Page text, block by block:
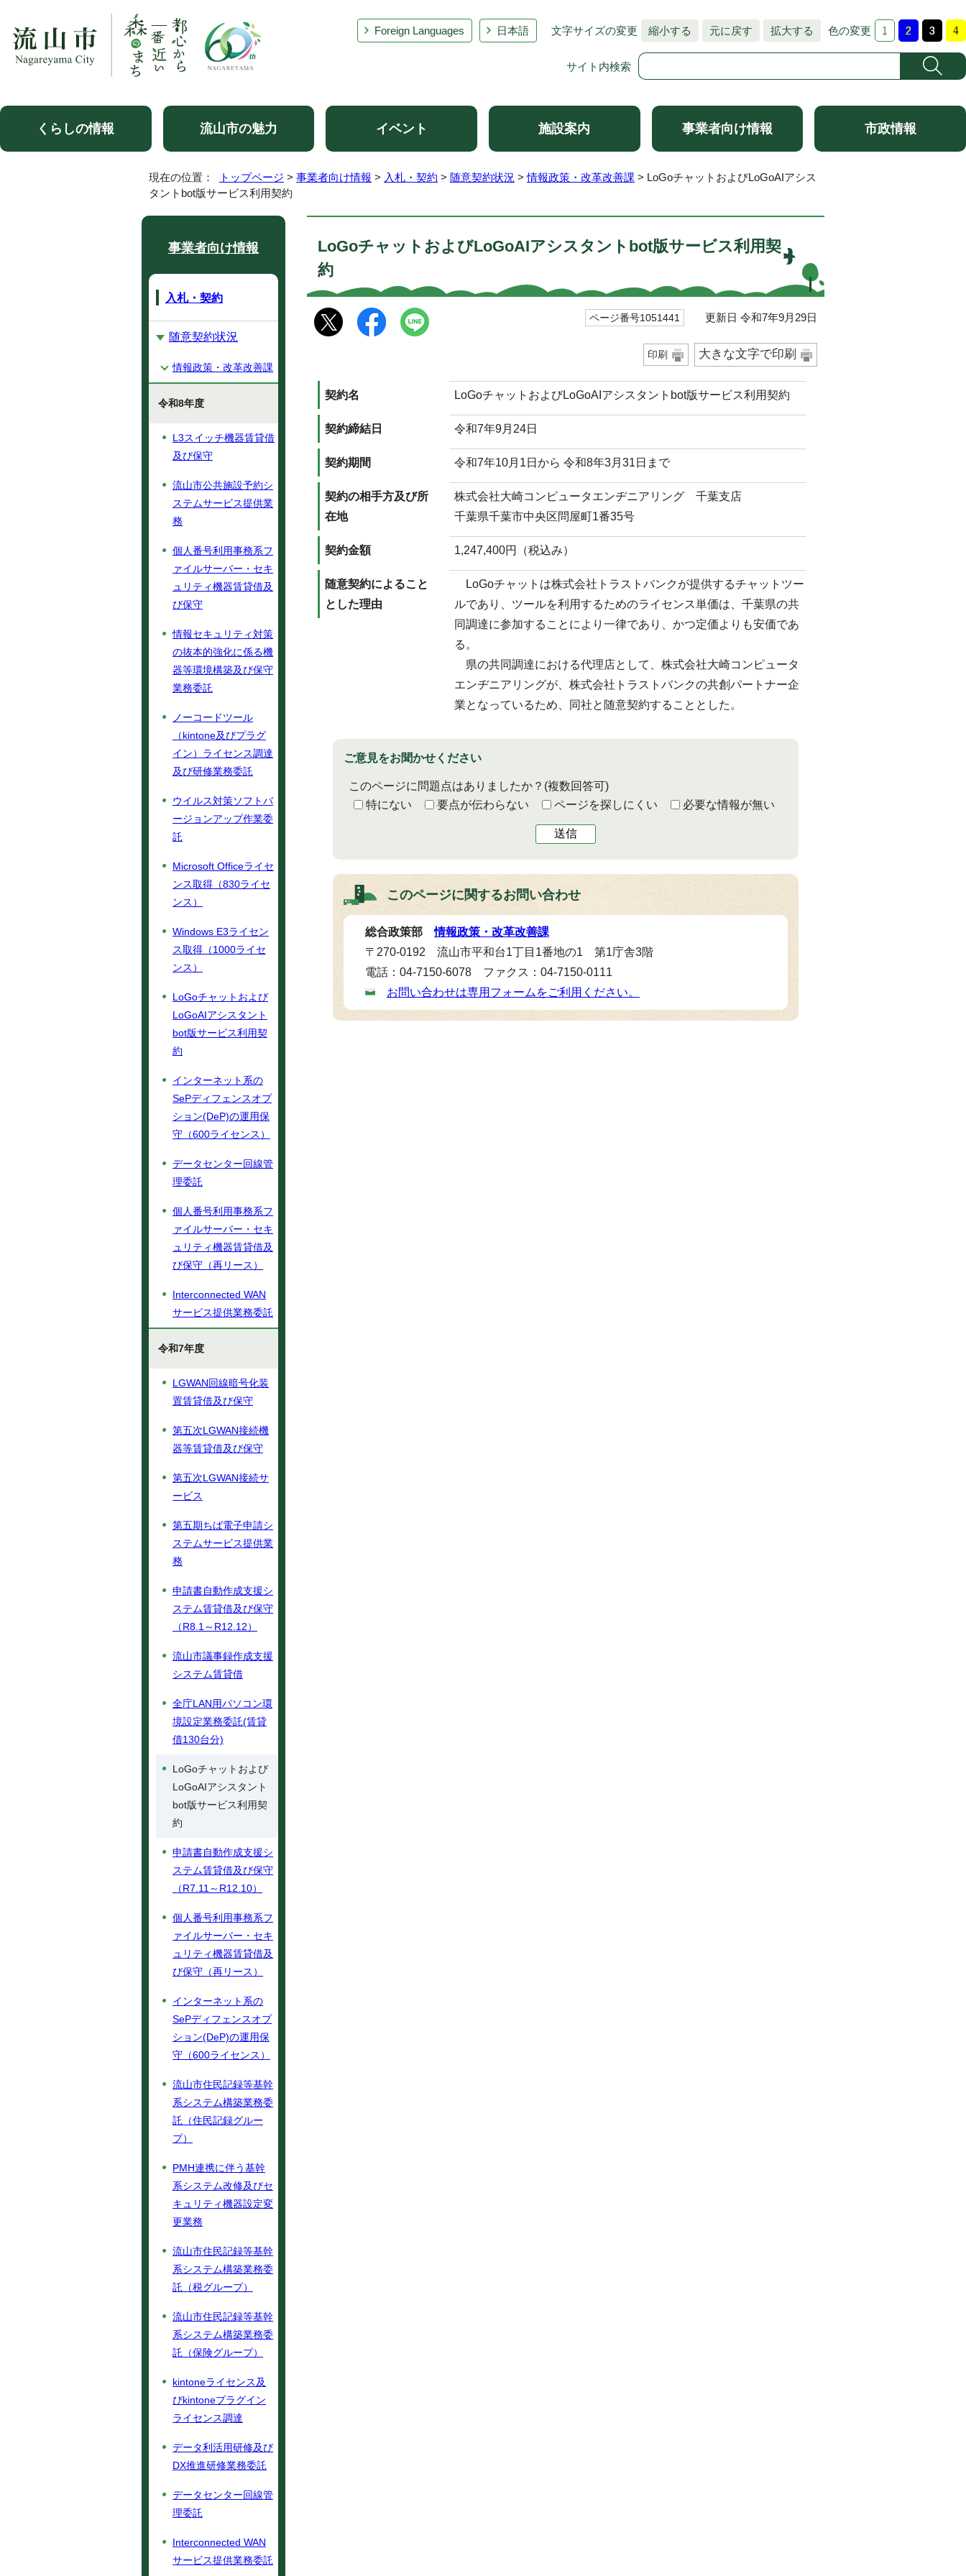
Foreign Languages 日本語 文字サイズの変更 縮小する 元に戻す 拡大する 色の変更
サイト内検索
くらしの情報 流山市の魅力 イベント 施設案内 事業者向け情報 市政情報
現在の位置： トップページ > 事業者向け情報 > 入札・契約 > 随意契約状況 >情報政策・改革改善課 > LoGoチャットおよびLoGoAIアシス
タントbot版サービス利用契約
LoGoチャットおよびLoGoAIアシスタントbot版サービス利用契
約
ページ番号1051441 更新日 令和7年9月29日
印刷 大きな文字で印刷
契約名 LoGoチャットおよびLoGoAIアシスタントbot版サービス利用契約
契約締結日 令和7年9月24日
契約期間 令和7年10月1日から 令和8年3月31日まで
契約の相手方及び所
在地
株式会社大崎コンピュータエンヂニアリング 千葉支店
千葉県千葉市中央区問屋町1番35号
契約金額 1,247,400円（税込み）
随意契約によること
とした理由
LoGoチャットは株式会社トラストバンクが提供するチャットツー
ルであり、ツールを利用するためのライセンス単価は、千葉県の共
同調達に参加することにより一律であり、かつ定価よりも安価であ
る。
県の共同調達における代理店として、株式会社大崎コンピュータ
エンヂニアリングが、株式会社トラストバンクの共創パートナー企
業となっているため、同社と随意契約することとした。
ご意見をお聞かせください
このページに問題点はありましたか？ (複数回答可)
特にない
要点が伝わらない ページを探しにくい 必要な情報が無い
送信
このページに関するお問い合わせ
総合政策部情報政策・改革改善課
〒270-0192 流山市平和台1丁目1番地の1 第1庁舎3階
電話：04-7150-6078 ファクス：04-7150-0111
お問い合わせは専用フォームをご利用ください。
事業者向け情報
入札・契約
随意契約状況
情報政策・改革改善課
令和8年度
L3スイッチ機器賃貸借
及び保守
流山市公共施設予約シ
ステムサービス提供業
務
個人番号利用事務系フ
ァイルサーバー・セキ
ュリティ機器賃貸借及
び保守
情報セキュリティ対策
の抜本的強化に係る機
器等環境構築及び保守
業務委託
ノーコードツール
（kintone及びプラグ
イン）ライセンス調達
及び研修業務委託
ウイルス対策ソフトバ
ージョンアップ作業委
託
Microsoft Officeライセ
ンス取得（830ライセ
ンス）
Windows E3ライセン
ス取得（1000ライセ
ンス）
LoGoチャットおよび
LoGoAIアシスタント
bot版サービス利用契
約
インターネット系の
SePディフェンスオプ
ション(DeP)の運用保
守（600ライセンス）
データセンター回線管
理委託
個人番号利用事務系フ
ァイルサーバー・セキ
ュリティ機器賃貸借及
び保守（再リース）
Interconnected WAN
サービス提供業務委託
令和7年度
LGWAN回線暗号化装
置賃貸借及び保守
第五次LGWAN接続機
器等賃貸借及び保守
第五次LGWAN接続サ
ービス
第五期ちば電子申請シ
ステムサービス提供業
務
申請書自動作成支援シ
ステム賃貸借及び保守
（R8.1～R12.12）
流山市議事録作成支援
システム賃貸借
全庁LAN用パソコン環
境設定業務委託(賃貸
借130台分)
LoGoチャットおよび
LoGoAIアシスタント
bot版サービス利用契
約
申請書自動作成支援シ
ステム賃貸借及び保守
（R7.11～R12.10）
個人番号利用事務系フ
ァイルサーバー・セキ
ュリティ機器賃貸借及
び保守（再リース）
インターネット系の
SePディフェンスオプ
ション(DeP)の運用保
守（600ライセンス）
流山市住民記録等基幹
系システム構築業務委
託（住民記録グルー
プ）
PMH連携に伴う基幹
系システム改修及びセ
キュリティ機器設定変
更業務
流山市住民記録等基幹
系システム構築業務委
託（税グループ）
流山市住民記録等基幹
系システム構築業務委
託（保険グループ）
kintoneライセンス及
びkintoneプラグイン
ライセンス調達
データ利活用研修及び
DX推進研修業務委託
データセンター回線管
理委託
Interconnected WAN
サービス提供業務委託